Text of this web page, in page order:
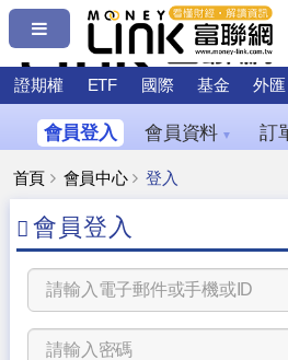
證期權 ETF 國際 基金 外匯
會員登入 會員資料 ▼ 訂
首頁 會員中心 登入
會員登入